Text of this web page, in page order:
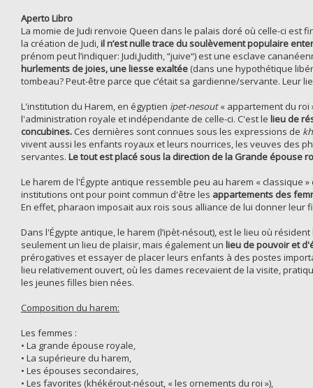
Aperto Libro
La momie de Judi renvoie Queen dans le palais doré où celle-ci est
la création de Judi,il n’est nulle trace du soulèvement populaire
prénom peut l’indiquer: Judi,Judith, “juive“) est une esclave
hurlements de joies, une liesse exaltée (dans une hypothétique
tombeau? Peut-être parce que c’était sa gardienne/servante. Leur
L'institution du Harem, en égyptien ipet-nesout« appartement du roi
l'administration royale et indépendante de celle-ci. C'est le lieu de
concubines. Ces dernières sont connues sous les expressions de
vivent aussi les enfants royaux et leurs nourrices, les veuves des
servantes. Le tout est placé sous la direction de la Grande épouse
Le harem de l'Égypte antique ressemble peu au harem « classique
institutions ont pour point commun d'être les appartements des
En effet, pharaon imposait aux rois sous alliance de lui donner
Dans l'Égypte antique, le harem (l’ipèt-nésout), est le lieu où
seulement un lieu de plaisir, mais également un lieu de pouvoir et
prérogatives et essayer de placer leurs enfants à des postes
lieu relativement ouvert, où les dames recevaient de la visite,
les jeunes filles bien nées.
Composition du harem:
Les femmes :
• La grande épouse royale,
• La supérieure du harem,
• Les épouses secondaires,
• Les favorites (khékérout-nésout, « les ornements du roi »),